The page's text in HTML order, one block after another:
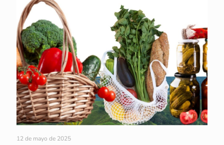
12 de mayo de 2025